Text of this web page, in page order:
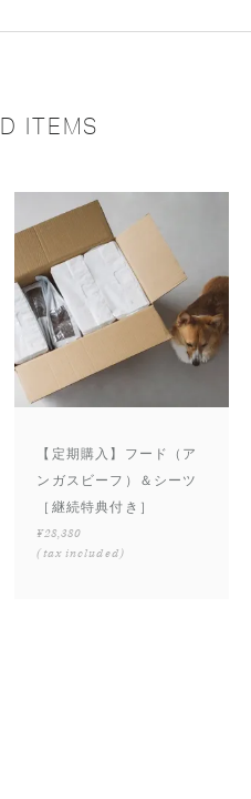
ITEMS
【定期購入】フード（ア
ンガスビーフ）＆シーツ
［継続特典付き］
¥28,380
(tax included)